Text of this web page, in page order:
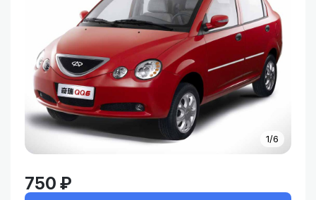
1/6
750 ₽